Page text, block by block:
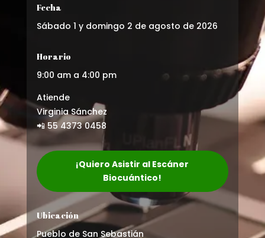
Fecha
Sábado 1 y domingo 2 de agosto de 2026
Horario
9:00 am a 4:00 pm
Atiende
Virginia Sánchez
📲 55 4373 0458
¡Quiero Asistir al Escáner
Biocuántico!
Ubicación
Pueblo de San Sebastián